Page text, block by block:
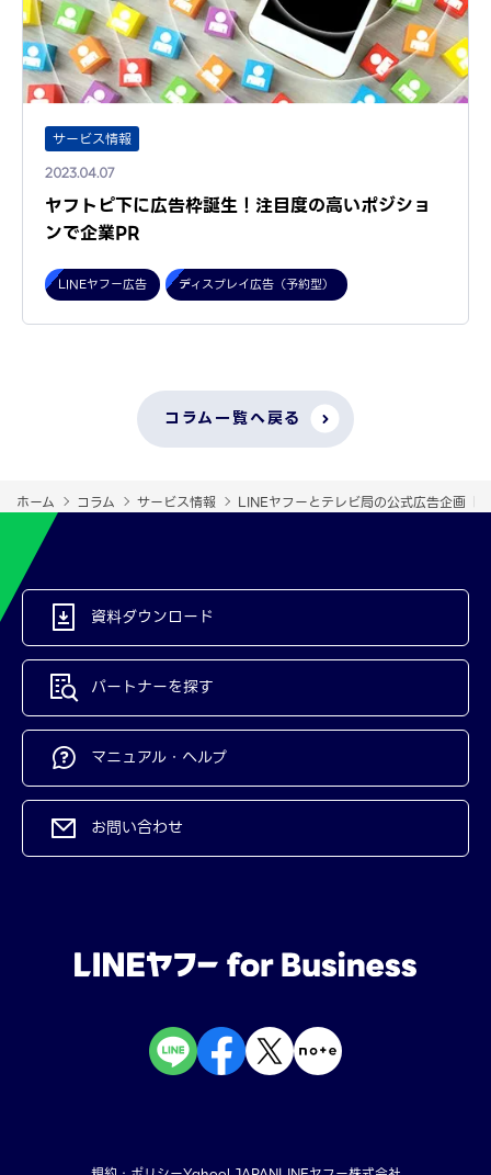
サービス情報
2023.04.07
ヤフトピ下に広告枠誕生！注目度の高いポジショ
ンで企業PR
LINEヤフー広告 ディスプレイ広告（予約型）
コラム一覧へ戻る
ホーム コラム サービス情報 LINEヤフーとテレビ局の公式広告企画「
資料ダウンロード
パートナーを探す
マニュアル・ヘルプ
お問い合わせ